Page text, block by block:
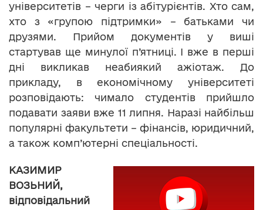
університетів – черги із абітурієнтів. Хто сам,
хто з «групою підтримки» – батьками чи
друзями. Прийом документів у виші
стартував ще минулої п’ятниці. І вже в перші
дні викликав неабиякий ажіотаж. До
прикладу, в економічному університеті
розповідають: чимало студентів прийшло
подавати заяви вже 11 липня. Наразі найбільш
популярні факультети – фінансів, юридичний,
а також комп’ютерні спеціальності.
КАЗИМИР
ВОЗЬНИЙ,
відповідальний